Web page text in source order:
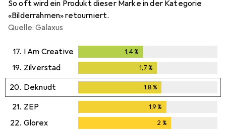
So oft wird ein Produkt dieser Marke in der Kategorie
«Bilderrahmen» retourniert.
Quelle: Galaxus
17. I Am Creative 1,4 %
19. Zilverstad 1,7%
20. Deknudt 1,8%
21. ZEP 1,9%
22. Glorex 2 %